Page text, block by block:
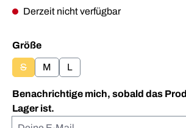
Derzeit nicht verfügbar
Größeauswählen
S
(Diese Option ist zurzeit nicht verfügbar.)
M L
Benachrichtige mich, sobald das
Lager ist.
Deine E-Mail